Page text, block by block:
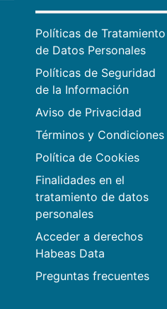
Políticas de Tratamiento
de Datos Personales
Políticas de Seguridad
de la Información
Aviso de Privacidad
Términos y Condiciones
Política de Cookies
Finalidades en el
tratamiento de datos
personales
Acceder a derechos
Habeas Data
Preguntas frecuentes